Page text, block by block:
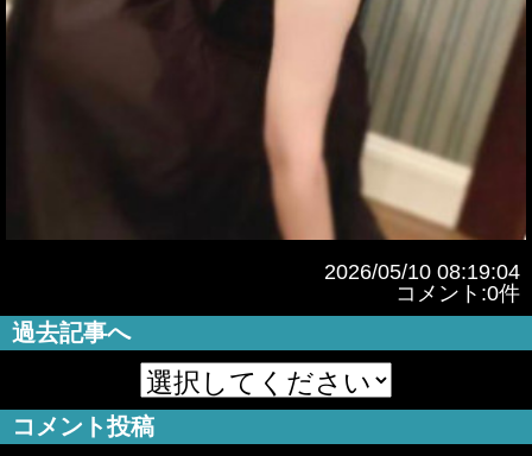
2026/05/10 08:19:04
コメント:0件
過去記事へ
コメント投稿